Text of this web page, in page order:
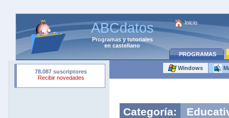
ABCdatos
Programasytutoriales
en castellano
Inicio
PROGRAMAS
Windows
Categoría: